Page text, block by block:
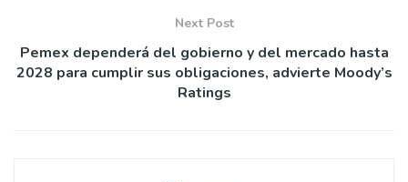
Next Post
Pemex dependerá del gobierno y del mercado hasta
2028 para cumplir sus obligaciones, advierte Moody’s
Ratings